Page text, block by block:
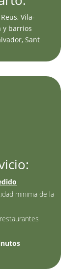
Vila-
y barrios
Sant
minima de la